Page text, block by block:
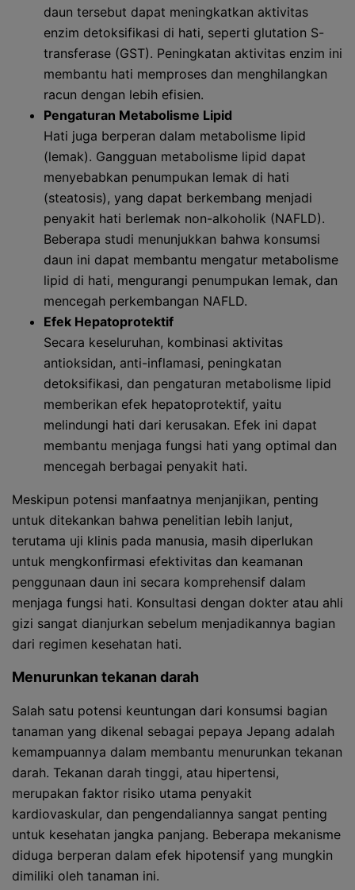
daun tersebut dapat meningkatkan aktivitas
enzim detoksifikasi di hati, seperti glutation S-
transferase (GST). Peningkatan aktivitas enzim ini
membantu hati memproses dan menghilangkan
racun dengan lebih efisien.
Pengaturan Metabolisme Lipid
Hati juga berperan dalam metabolisme lipid
(lemak). Gangguan metabolisme lipid dapat
menyebabkan penumpukan lemak di hati
(steatosis), yang dapat berkembang menjadi
penyakit hati berlemak non-alkoholik (NAFLD).
Beberapa studi menunjukkan bahwa konsumsi
daun ini dapat membantu mengatur metabolisme
lipid di hati, mengurangi penumpukan lemak, dan
mencegah perkembangan NAFLD.
Efek Hepatoprotektif
Secara keseluruhan, kombinasi aktivitas
antioksidan, anti-inflamasi, peningkatan
detoksifikasi, dan pengaturan metabolisme lipid
memberikan efek hepatoprotektif, yaitu
melindungi hati dari kerusakan. Efek ini dapat
membantu menjaga fungsi hati yang optimal dan
mencegah berbagai penyakit hati.
Meskipun potensi manfaatnya menjanjikan, penting
untuk ditekankan bahwa penelitian lebih lanjut,
terutama uji klinis pada manusia, masih diperlukan
untuk mengkonfirmasi efektivitas dan keamanan
penggunaan daun ini secara komprehensif dalam
menjaga fungsi hati. Konsultasi dengan dokter atau ahli
gizi sangat dianjurkan sebelum menjadikannya bagian
dari regimen kesehatan hati.
Menurunkan tekanan darah
Salah satu potensi keuntungan dari konsumsi bagian
tanaman yang dikenal sebagai pepaya Jepang adalah
kemampuannya dalam membantu menurunkan tekanan
darah. Tekanan darah tinggi, atau hipertensi,
merupakan faktor risiko utama penyakit
kardiovaskular, dan pengendaliannya sangat penting
untuk kesehatan jangka panjang. Beberapa mekanisme
diduga berperan dalam efek hipotensif yang mungkin
dimiliki oleh tanaman ini.